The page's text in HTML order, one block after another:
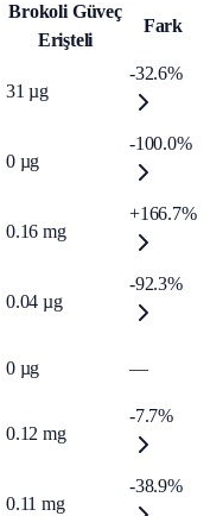
Brokoli Güveç
Erişteli
Fark
31 µg
-32.6%
0 µg
-100.0%
0.16 mg
+166.7%
0.04 µg
-92.3%
0 µg —
0.12 mg
-7.7%
0.11 mg
-38.9%